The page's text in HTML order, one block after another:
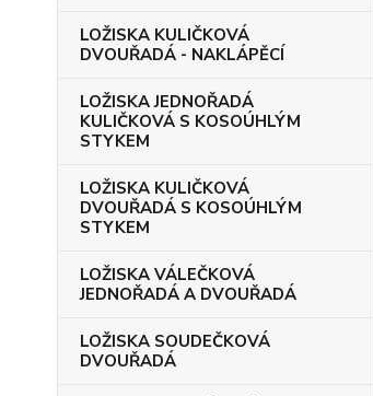
LOŽISKA KULIČKOVÁ
DVOUŘADÁ - NAKLÁPĚCÍ
LOŽISKA JEDNOŘADÁ
KULIČKOVÁ S KOSOÚHLÝM
STYKEM
LOŽISKA KULIČKOVÁ
DVOUŘADÁ S KOSOÚHLÝM
STYKEM
LOŽISKA VÁLEČKOVÁ
JEDNOŘADÁ A DVOUŘADÁ
LOŽISKA SOUDEČKOVÁ
DVOUŘADÁ